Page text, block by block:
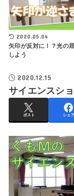
2020.05.04
矢印が反対に！？光の
しよう
2020.12.15
サイエンスシ
ポスト シェア